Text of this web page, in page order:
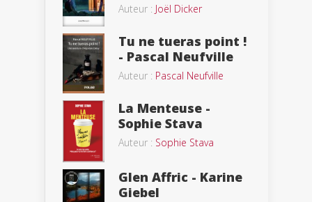
Auteur : Joël Dicker
Tu ne tueras point !
- Pascal Neufville
Auteur : Pascal Neufville
La Menteuse -
Sophie Stava
Auteur : Sophie Stava
Glen Affric - Karine
Giebel